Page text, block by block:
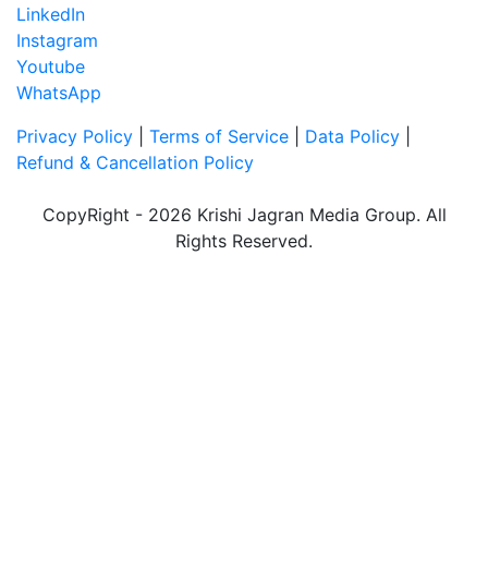
LinkedIn
Instagram
Youtube
WhatsApp
Privacy Policy
Terms of Service Data Policy
Refund & Cancellation Policy
CopyRight - 2026 Krishi Jagran Media Group. All
Rights Reserved.